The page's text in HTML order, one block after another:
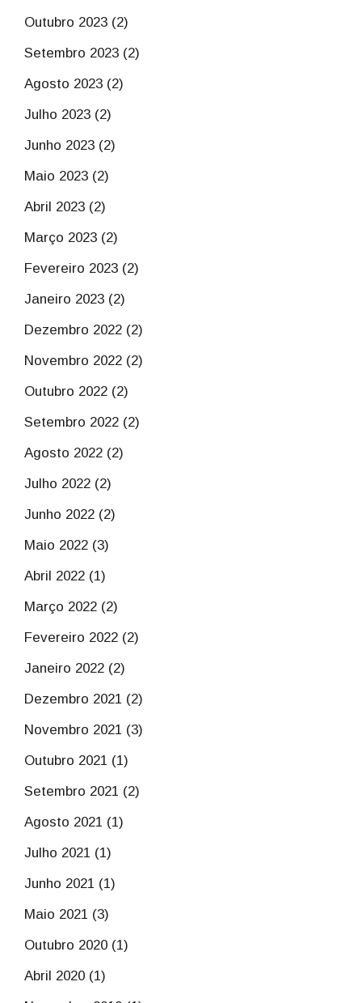
Outubro 2023 (2)
Setembro 2023 (2)
Agosto 2023 (2)
Julho 2023 (2)
Junho 2023 (2)
Maio 2023 (2)
Abril 2023 (2)
Março 2023 (2)
Fevereiro 2023 (2)
Janeiro 2023 (2)
Dezembro 2022 (2)
Novembro 2022 (2)
Outubro 2022 (2)
Setembro 2022 (2)
Agosto 2022 (2)
Julho 2022 (2)
Junho 2022 (2)
Maio 2022 (3)
Abril 2022 (1)
Março 2022 (2)
Fevereiro 2022 (2)
Janeiro 2022 (2)
Dezembro 2021 (2)
Novembro 2021 (3)
Outubro 2021 (1)
Setembro 2021 (2)
Agosto 2021 (1)
Julho 2021 (1)
Junho 2021 (1)
Maio 2021 (3)
Outubro 2020 (1)
Abril 2020 (1)